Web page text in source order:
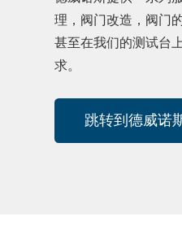
理，阀门改造，阀门
甚至在我们的测试台
求。
跳转到德威诺